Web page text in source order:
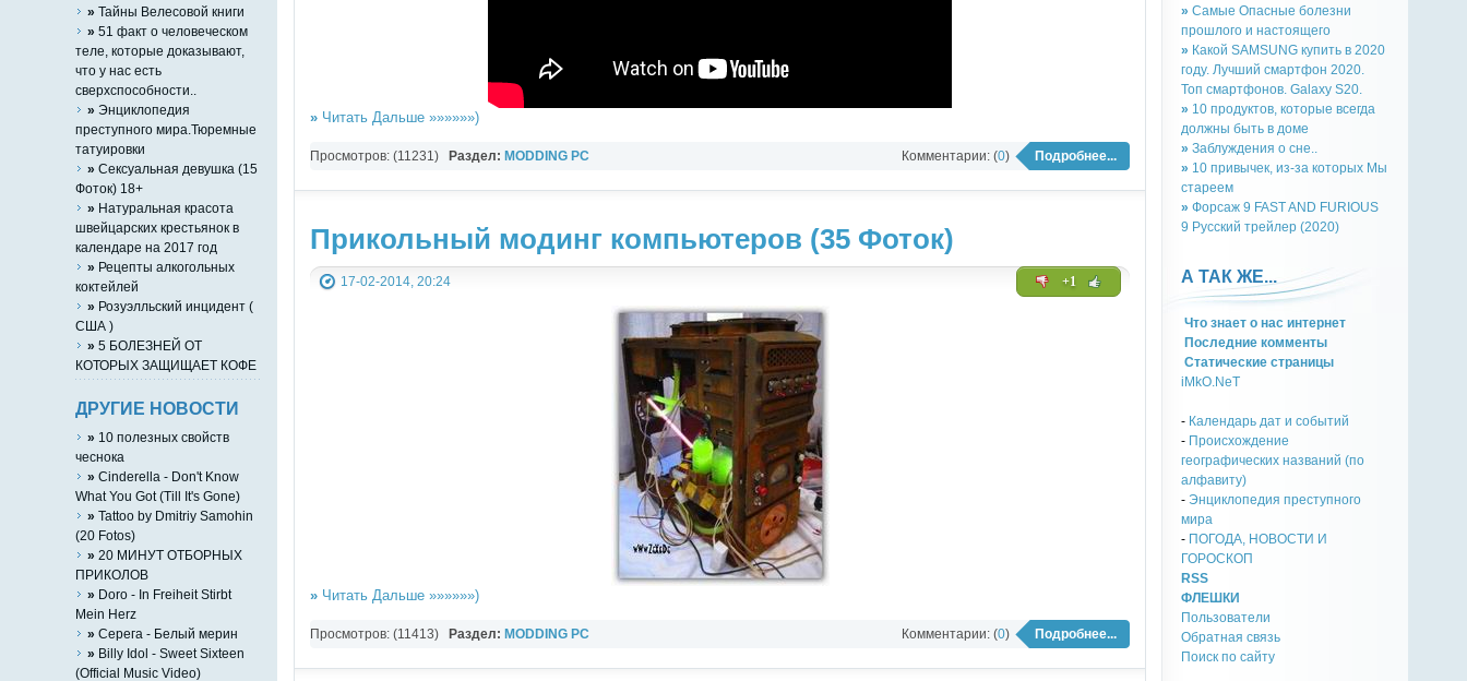
»Читать Дальше »»»»»»)
Подробнее...
Комментарии: (0)
Просмотров: (11231) Раздел: MODDING PC
Прикольный модинг компьютеров (35 Фоток)
+1
17-02-2014, 20:24
»Читать Дальше »»»»»»)
Подробнее...
Комментарии: (0)
Просмотров: (11413) Раздел: MODDING PC
» Самые Опасные болезни
прошлого и настоящего
» Какой SAMSUNG купить в 2020
году. Лучший смартфон 2020.
Топ смартфонов. Galaxy S20.
» 10 продуктов, которые всегда
должны быть в доме
» Заблуждения о сне..
» 10 привычек, из-за которых Мы
стареем
» Форсаж 9 FAST AND FURIOUS
9 Русский трейлер (2020)
А ТАК ЖЕ...
Что знает о нас интернет
Последние комменты
Cтатическиe страницы
iMkO.NeT
- Календарь дат и событий
- Происхождение
географических названий (по
алфавиту)
- Энциклопедия преступного
мира
- ПОГОДА, НОВОСТИ И
ГОРОСКОП
RSS
ФЛЕШКИ
Пользователи
Обратная связь
Поиск по сайту
» Тайны Велесовой книги
» 51 факт о человеческом
теле, которые доказывают,
что у нас есть
сверхспособности..
» Энциклопедия
преступного мира.Тюремные
татуировки
» Сексуальная девушка (15
Фоток) 18+
» Натуральная красота
швейцарских крестьянок в
календаре на 2017 год
» Рецепты алкогольных
коктейлей
» Розуэлльский инцидент (
США )
» 5 БОЛЕЗНЕЙ ОТ
КОТОРЫХ ЗАЩИЩАЕТ КОФЕ
ДРУГИЕ НОВОСТИ
» 10 полезных свойств
чеснока
» Cinderella - Don't Know
What You Got (Till It's Gone)
» Tattoo by Dmitriy Samohin
(20 Fotos)
» 20 МИНУТ ОТБОРНЫХ
ПРИКОЛОВ
» Doro - In Freiheit Stirbt
Mein Herz
» Серега - Белый мерин
» Billy Idol - Sweet Sixteen
(Official Music Video)